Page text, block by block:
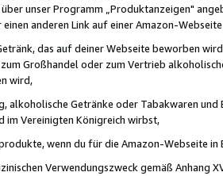
unser Programm „Produktanzeigen"
anderen Link auf einer Amazon-
das auf deiner Webseite beworben
Großhandel oder zum Vertrieb
wird,
alkoholische Getränke oder Tabakwaren
im Vereinigten Königreich wirbst,
wenn du für die Amazon-Webseite in
Verwendungszweck gemäß Anhang